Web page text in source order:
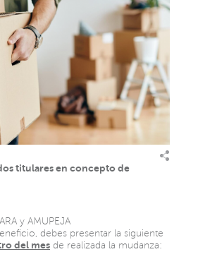
titulares en concepto de
y AMUPEJA
debes presentar la siguiente
del mes de realizada la mudanza: